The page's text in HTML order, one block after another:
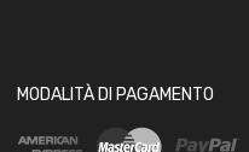
MODALITÀ DI PAGAMENTO